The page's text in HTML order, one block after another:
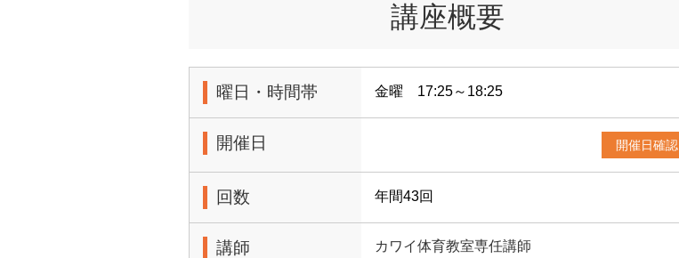
講座概要
曜日・時間帯 金曜 17:25～18:25
開催日 開催日確認
回数 年間43回
講師 カワイ体育教室専任講師